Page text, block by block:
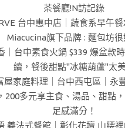
茶餐廳!N訪記錄
台中惠中店｜蔬食系早午
Miacucina旗下品牌 : 麵包坊很
｜台中素食火鍋 $339 爆盆款
續，餐後甜點"冰糖葫蘆"太
屋家庭料理｜台中西屯區｜永
200多元享主食、湯品、甜點
足感滿分！
義法式餐館｜彰化花壇 山腰